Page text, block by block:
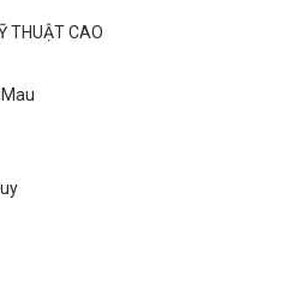
THUẬT CAO